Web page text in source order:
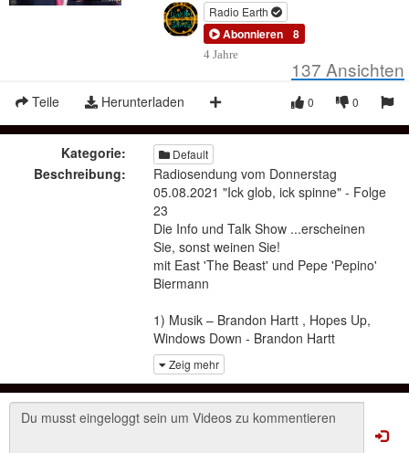
Radio Earth
Abonnieren 8
4 Jahre
137 Ansichten
Teile Herunterladen 0
0
Kategorie: Default
Beschreibung:
⁣⁣⁣⁣⁣⁣⁣⁣⁣⁣⁣⁣⁣⁣⁣Radiosendung vom Donnerstag
05.08.2021 "Ick glob, ick spinne" - Folge
23
Die Info und Talk Show ...erscheinen
Sie, sonst weinen Sie!
mit East 'The Beast' und Pepe 'Pepino'
Biermann
⁣1) Musik – Brandon Hartt , Hopes Up,
Windows Down - Brandon Hartt
https://www.youtube.com/watch?
v=gIONti0vLm0
2) - DR. Goldwell - sagt es :) und bringt
es auf dem PUNKT!!! #dies ist ein
Telegamm Link.... Kommt später auf YT
Zeig mehr